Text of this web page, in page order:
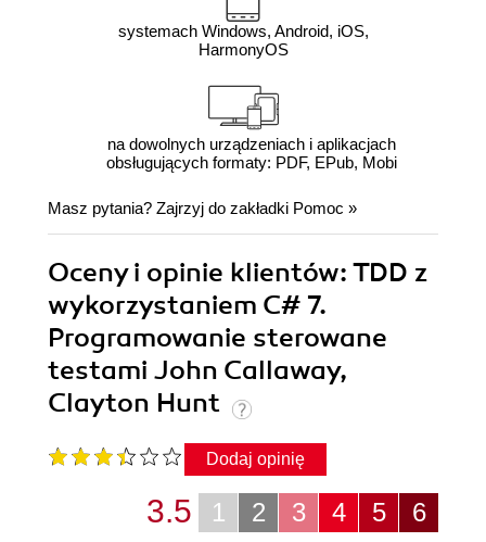
systemach Windows, Android, iOS,
HarmonyOS
na dowolnych urządzeniach i aplikacjach
obsługujących formaty: PDF, EPub, Mobi
Masz pytania? Zajrzyj do zakładki Pomoc »
Oceny i opinie klientów: TDD z
wykorzystaniem C# 7.
Programowanie sterowane
testami John Callaway,
Clayton Hunt
Dodaj opinię
6
5
4
3
2
1
3.5